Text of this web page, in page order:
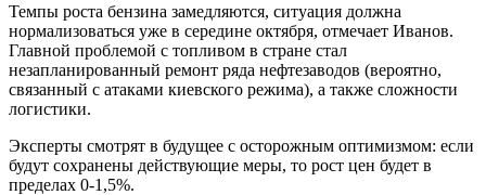
Темпы роста бензина замедляются, ситуация должна
нормализоваться уже в середине октября, отмечает Иванов.
Главной проблемой с топливом в стране стал
незапланированный ремонт ряда нефтезаводов (вероятно,
связанный с атаками киевского режима), а также сложности
логистики.
Эксперты смотрят в будущее с осторожным оптимизмом: если
будут сохранены действующие меры, то рост цен будет в
пределах 0-1,5%.